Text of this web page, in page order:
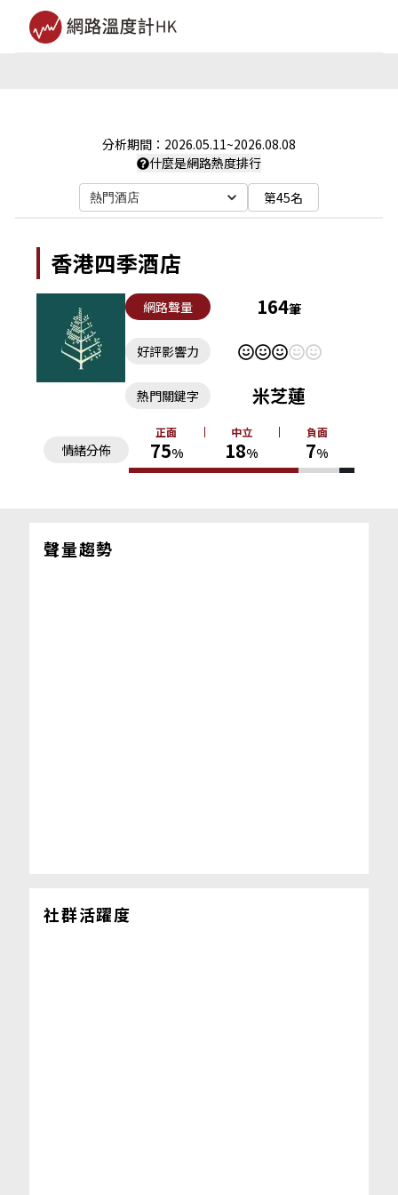
分析期間： 2026.05.11~2026.08.08
什麼是網路熱度排行
熱門酒店 第45名
香港四季酒店
網路聲量 164筆
好評影響力
情緒分佈
正面
75%
中立
18%
負面
7%
熱門關鍵字 米芝蓮
聲量趨勢
社群活躍度